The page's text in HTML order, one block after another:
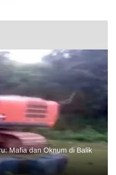
Mafia dan Oknum di Balik